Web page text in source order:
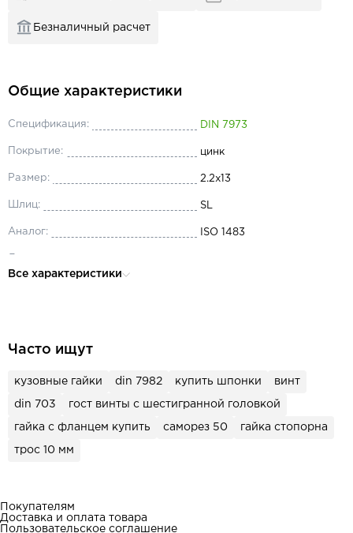
Безналичный расчет
Общие характеристики
Спецификация: DIN 7973
Покрытие: цинк
Размер: 2.2x13
Шлиц: SL
Аналог: ISO 1483
полупотайная
Все характеристики
Часто ищут
кузовные гайки din 7982 купить шпонки винт
din 703 гост винты с шестигранной головкой
гайка с фланцем купить саморез 50 гайка стопорна
трос 10 мм
Покупателям
Доставка и оплата товара
Пользовательское соглашение